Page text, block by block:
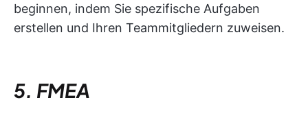
beginnen, indem Sie spezifische Aufgaben
erstellen und Ihren Teammitgliedern zuweisen.
5. FMEA